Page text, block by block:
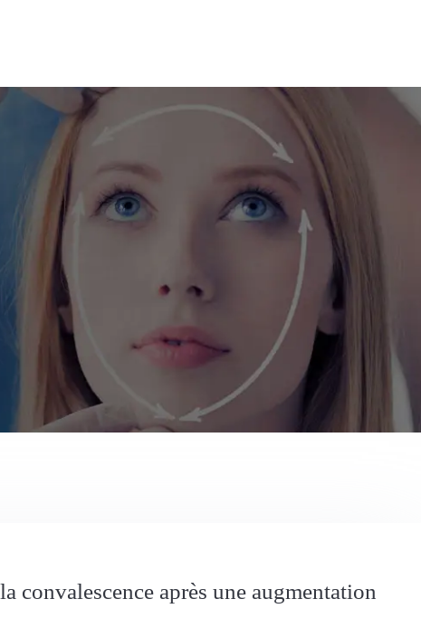
convalescence après une augmentation